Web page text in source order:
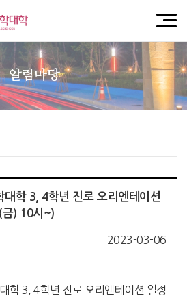
알림마당
대학 3, 4학년 진로 오리엔테이션
) 10시~)
2023-03-06
학 3, 4학년 진로 오리엔테이션 일정